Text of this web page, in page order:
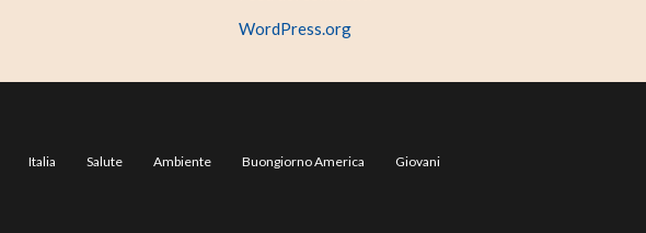
WordPress.org
Italia Salute Ambiente Buongiorno America Giovani